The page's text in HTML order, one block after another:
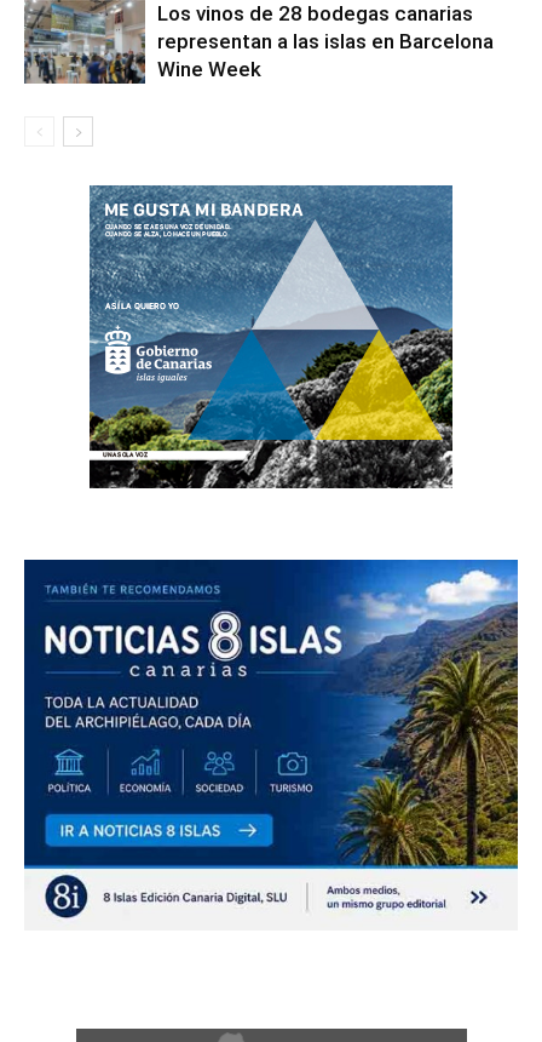
Los vinos de 28 bodegas canarias
representan a las islas en Barcelona
Wine Week